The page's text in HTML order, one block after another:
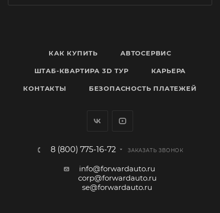
КАК КУПИТЬ АВТОСЕРВИС
ШТАБ-КВАРТИРА 3D ТУР КАРЬЕРА
КОНТАКТЫ БЕЗОПАСНОСТЬ ПЛАТЕЖЕЙ
8 (800) 775-16-72 ЗАКАЗАТЬ ЗВОНОК
info@forwardauto.ru
corp@forwardauto.ru
se@forwardauto.ru